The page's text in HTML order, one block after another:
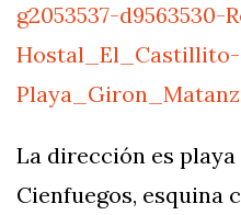
g2053537-d9563530-
Hostal_El_Castillito-
La dirección es
Cienfuegos, esquina